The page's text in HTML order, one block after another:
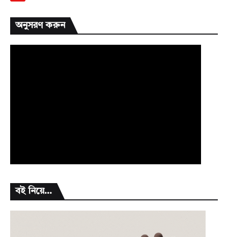
অনুসরণ করুন
বই নিয়ে...